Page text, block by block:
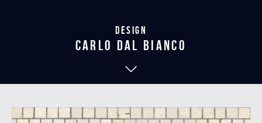
Design
carlo dal bianco